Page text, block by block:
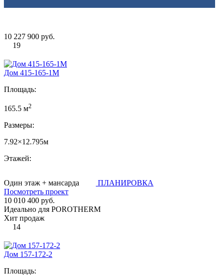
10 227 900 руб.
19
Дом 415-165-1М
Площадь:
165.5 м2
Размеры:
7.92×12.795м
Этажей:
Один этаж + мансарда
ПЛАНИРОВКА
Посмотреть проект
10 010 400 руб.
Идеально для POROTHERM
Хит продаж
14
Дом 157-172-2
Площадь: